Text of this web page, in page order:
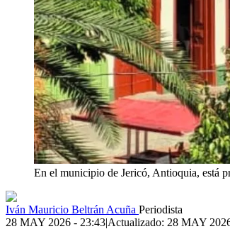
En el municipio de Jericó, Antioquia, está
Iván Mauricio Beltrán Acuña Periodista
28 MAY 2026 - 23:43|Actualizado: 28 MAY